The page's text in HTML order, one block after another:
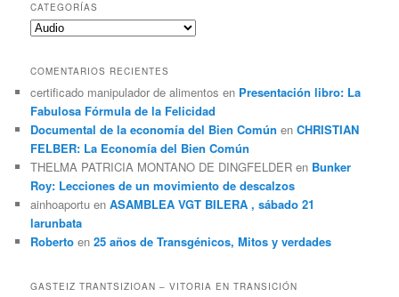
CATEGORÍAS
Categorías
COMENTARIOS RECIENTES
certificado manipulador de alimentos en Presentación libro: La
Fabulosa Fórmula de la Felicidad
Documental de la economía del Bien Común enCHRISTIAN
FELBER: La Economía del Bien Común
THELMA PATRICIA MONTANO DE DINGFELDER en Bunker
Roy: Lecciones de un movimiento de descalzos
ainhoaportu enASAMBLEA VGT BILERA , sábado 21
larunbata
Roberto en25 años de Transgénicos, Mitos y verdades
GASTEIZ TRANTSIZIOAN – VITORIA EN TRANSICIÓN